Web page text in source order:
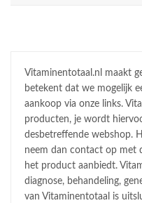
Vitaminentotaal.nl maakt
betekent dat we mogelijk
aankoop via onze links.
producten, je wordt
desbetreffende webshop.
neem dan contact op met
het product aanbiedt.
diagnose, behandeling,
van Vitaminentotaal is